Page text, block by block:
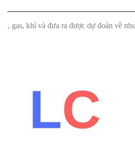
và đưa ra được dự đoán về nhu cầu